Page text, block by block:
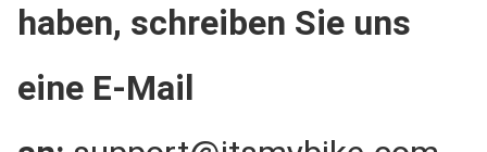
haben, schreiben Sie uns
eine E-Mail